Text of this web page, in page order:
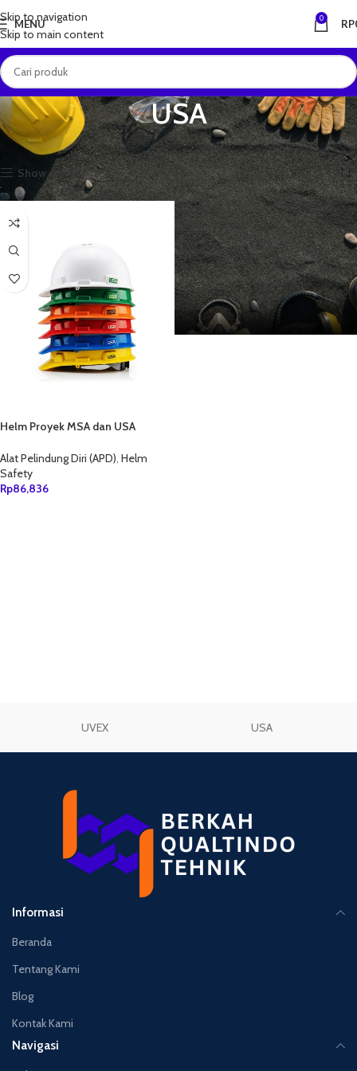
Skip to navigation
Skip to main content
MENU 0 RP
USA
Beranda USA Menampilkan hasil tunggal
Show sidebar
Helm Proyek MSA dan USA
Alat Pelindung Diri (APD) Helm
Safety
Rp86,836
UVEX USA
Informasi
Beranda
Tentang Kami
Blog
Kontak Kami
Navigasi